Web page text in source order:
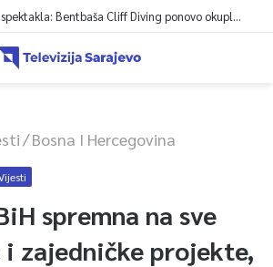
Sarajevo u znaku spektakla: Bentbaša Cliff Diving ponovo okuplja najbolje skakače i vrhunsku zabavu
/Bosna I Hercegovina
spremna na sve
zajedničke projekte,